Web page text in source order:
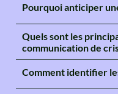
Pourquoi anticiper
Quels sont les
communication de
Comment identifier